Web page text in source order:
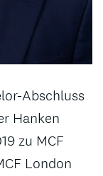
Abschluss
Hanken
zu MCF
London